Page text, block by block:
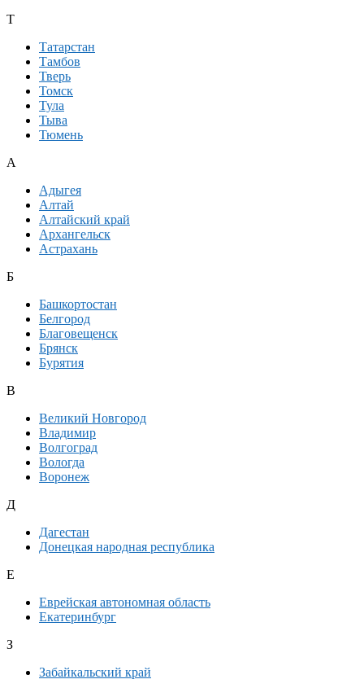
Т
Татарстан
Тамбов
Тверь
Томск
Тула
Тыва
Тюмень
А
Адыгея
Алтай
Алтайский край
Архангельск
Астрахань
Б
Башкортостан
Белгород
Благовещенск
Брянск
Бурятия
В
Великий Новгород
Владимир
Волгоград
Вологда
Воронеж
Д
Дагестан
Донецкая народная республика
Е
Еврейская автономная область
Екатеринбург
З
Забайкальский край